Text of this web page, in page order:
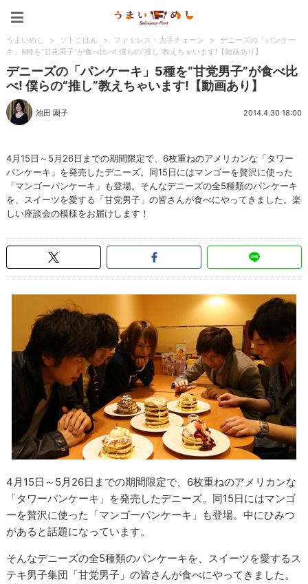
うまいめし > ソトごはん > ファミレス・大手チェーン >
デニーズの「パンケー
キ」5種を“甘党男子”が食べ比べ! 僕らの“推し”教えちゃいます!【動画あり】
デニーズの「パンケーキ」5種を“甘党男子”が食べ比
べ! 僕らの“推し”教えちゃいます!【動画あり】
池田 園子 2014.4.30 18:00
4月15日～5月26日までの期間限定で、6枚重ねのアメリカンな「タワー
パンケーキ」を発売したデニーズ。同15日にはマンゴーを贅沢に使った
「マンゴーパンケーキ」も登場。そんなデニーズの全5種類のパンケーキ
を、スイーツを愛する「甘党男子」の皆さんが食べにやってきました。楽
しい座談会の模様をお届けします！
4月15日～5月26日までの期間限定で、6枚重ねのアメリカンな
「タワーパンケーキ」を発売したデニーズ。同15日にはマンゴ
ーを贅沢に使った「マンゴーパンケーキ」も登場。中にひみつ
があると話題になっています。
そんなデニーズの全5種類のパンケーキを、スイーツを愛するス
テキ男子集団「甘党男子」の皆さんが食べにやってきました。